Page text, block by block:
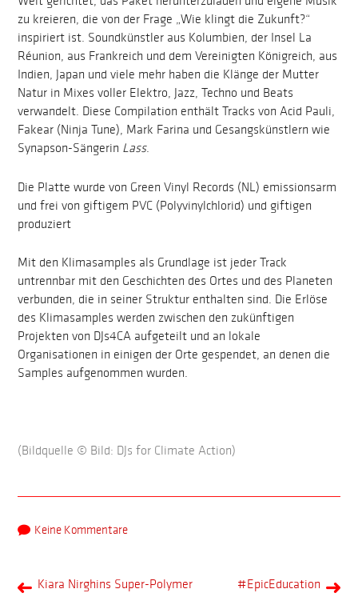
zu kreieren, die von der Frage „Wie klingt die Zukunft?“
inspiriert ist. Soundkünstler aus Kolumbien, der Insel La
Réunion, aus Frankreich und dem Vereinigten Königreich, aus
Indien, Japan und viele mehr haben die Klänge der Mutter
Natur in Mixes voller Elektro, Jazz, Techno und Beats
verwandelt. Diese Compilation enthält Tracks von Acid Pauli,
Fakear (Ninja Tune), Mark Farina und Gesangskünstlern wie
Synapson-Sängerin Lass.
Die Platte wurde von Green Vinyl Records (NL) emissionsarm
und frei von giftigem PVC (Polyvinylchlorid) und giftigen
produziert
Mit den Klimasamples als Grundlage ist jeder Track
untrennbar mit den Geschichten des Ortes und des Planeten
verbunden, die in seiner Struktur enthalten sind. Die Erlöse
des Klimasamples werden zwischen den zukünftigen
Projekten von DJs4CA aufgeteilt und an lokale
Organisationen in einigen der Orte gespendet, an denen die
Samples aufgenommen wurden.
(Bildquelle © Bild: DJs for Climate Action)
Keine Kommentare
Kiara Nirghins Super-Polymer #EpicEducation